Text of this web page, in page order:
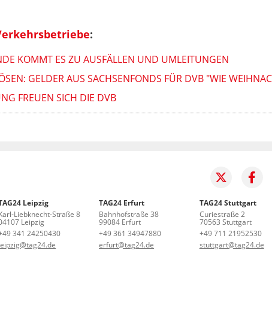
:
KOMMT ES ZU AUSFÄLLEN UND UMLEITUNGEN
GELDER AUS SACHSENFONDS FÜR DVB "WIE
FREUEN SICH DIE DVB
Leipzig
Liebknecht-Straße 8
Leipzig
341 24250430
TAG24 Erfurt
Bahnhofstraße 38
99084 Erfurt
+49 361 34947880
erfurt@tag24.de
TAG24 Stuttgart
Curiestraße 2
70563 Stuttgart
+49 711 21952530
stuttgart@tag24.de